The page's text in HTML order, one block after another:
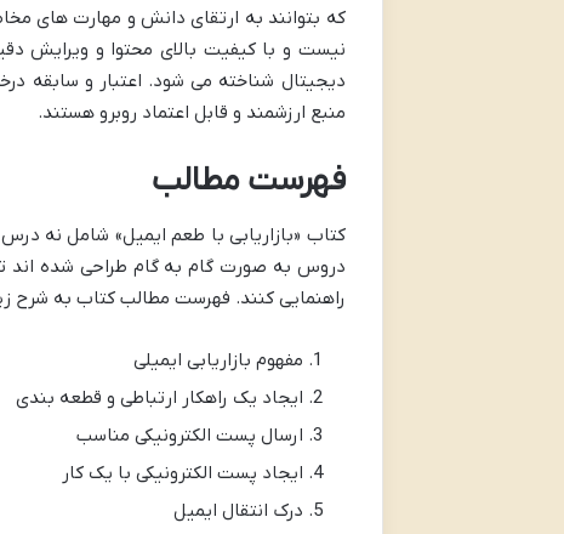
که بتوانند به ارتقای دانش و مهارت های
نیست و با کیفیت بالای محتوا و ویرایش
دیجیتال شناخته می شود. اعتبار و سابقه
منبع ارزشمند و قابل اعتماد روبرو هستند.
فهرست مطالب
کتاب «بازاریابی با طعم ایمیل» شامل نه
دروس به صورت گام به گام طراحی شده اند
راهنمایی کنند. فهرست مطالب کتاب به شرح
مفهوم بازاریابی ایمیلی
ایجاد یک راهکار ارتباطی و قطعه بندی
ارسال پست الکترونیکی مناسب
ایجاد پست الکترونیکی با یک کار
درک انتقال ایمیل